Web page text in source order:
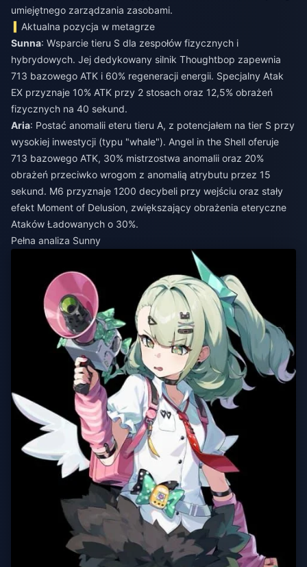
umiejętnego zarządzania zasobami.
Aktualna pozycja w metagrze
Sunna: Wsparcie tieru S dla zespołów fizycznych i
hybrydowych. Jej dedykowany silnik Thoughtbop zapewnia
713 bazowego ATK i 60% regeneracji energii. Specjalny Atak
EX przyznaje 10% ATK przy 2 stosach oraz 12,5% obrażeń
fizycznych na 40 sekund.
Aria: Postać anomalii eteru tieru A, z potencjałem na tier S przy
wysokiej inwestycji (typu "whale"). Angel in the Shell oferuje
713 bazowego ATK, 30% mistrzostwa anomalii oraz 20%
obrażeń przeciwko wrogom z anomalią atrybutu przez 15
sekund. M6 przyznaje 1200 decybeli przy wejściu oraz stały
efekt Moment of Delusion, zwiększający obrażenia eteryczne
Ataków Ładowanych o 30%.
Pełna analiza Sunny